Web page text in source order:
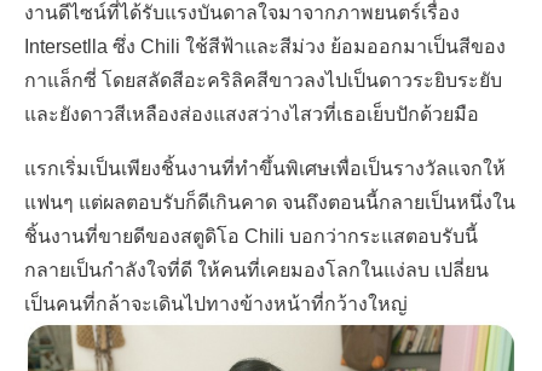
งานดีไซน์ที่ได้รับแรงบันดาลใจมาจากภาพยนตร์เรื่อง
Intersetlla ซึ่ง Chili ใช้สีฟ้าและสีม่วง ย้อมออกมาเป็นสีของ
กาแล็กซี่ โดยสลัดสีอะคริลิคสีขาวลงไปเป็นดาวระยิบระยับ
และยังดาวสีเหลืองส่องแสงสว่างไสวที่เธอเย็บปักด้วยมือ
แรกเริ่มเป็นเพียงชิ้นงานที่ทำขึ้นพิเศษเพื่อเป็นรางวัลแจกให้
แฟนๆ แต่ผลตอบรับก็ดีเกินคาด จนถึงตอนนี้กลายเป็นหนึ่งใน
ชิ้นงานที่ขายดีของสตูดิโอ Chili บอกว่ากระแสตอบรับนี้
กลายเป็นกำลังใจที่ดี ให้คนที่เคยมองโลกในแง่ลบ เปลี่ยน
เป็นคนที่กล้าจะเดินไปทางข้างหน้าที่กว้างใหญ่